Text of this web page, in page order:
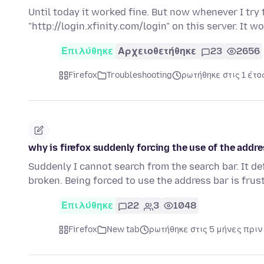
Until today it worked fine. But now whenever I
"http://login.xfinity.com/login" on this server. It
Επιλύθηκε Αρχειοθετήθηκε 23 2656
Firefox Troubleshooting ρωτήθηκε στις 1
why is firefox suddenly forcing the use of the
Suddenly I cannot search from the search bar. It
broken. Being forced to use the address bar is
Επιλύθηκε 22 3 1048
Firefox New tab ρωτήθηκε στις 5 μήνες πριν